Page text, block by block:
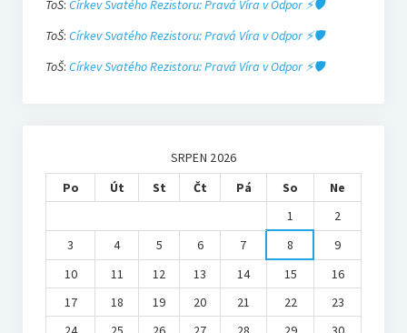
ToŠ: Církev Svatého Rezistoru: Pravá Víra v Odpor ⚡🛡️
ToŠ: Církev Svatého Rezistoru: Pravá Víra v Odpor ⚡🛡️
ToŠ: Církev Svatého Rezistoru: Pravá Víra v Odpor ⚡🛡️
SRPEN 2026
Po
Út St Čt Pá So
Ne
1
2
3
4 5 6 7 8
9
10
11 12 13 14 15
16
17
18 19 20 21 22
23